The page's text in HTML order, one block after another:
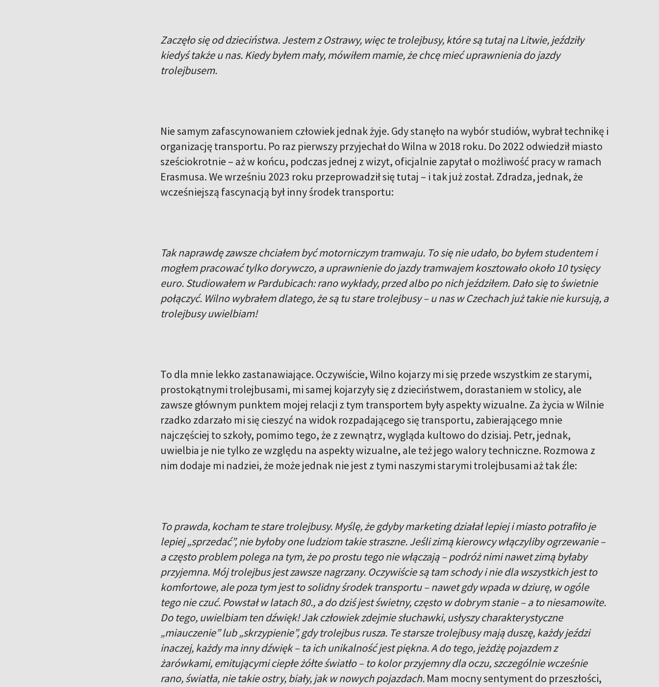
Zaczęło się od dzieciństwa. Jestem z Ostrawy, więc te trolejbusy, które są tutaj na Litwie, jeździły
kiedyś także u nas. Kiedy byłem mały, mówiłem mamie, że chcę mieć uprawnienia do jazdy
trolejbusem.
Nie samym zafascynowaniem człowiek jednak żyje. Gdy stanęło na wybór studiów, wybrał technikę i
organizację transportu. Po raz pierwszy przyjechał do Wilna w 2018 roku. Do 2022 odwiedził miasto
sześciokrotnie – aż w końcu, podczas jednej z wizyt, oficjalnie zapytał o możliwość pracy w ramach
Erasmusa. We wrześniu 2023 roku przeprowadził się tutaj – i tak już został. Zdradza, jednak, że
wcześniejszą fascynacją był inny środek transportu:
Tak naprawdę zawsze chciałem być motorniczym tramwaju. To się nie udało, bo byłem studentem i
mogłem pracować tylko dorywczo, a uprawnienie do jazdy tramwajem kosztowało około 10 tysięcy
euro. Studiowałem w Pardubicach: rano wykłady, przed albo po nich jeździłem. Dało się to świetnie
połączyć. Wilno wybrałem dlatego, że są tu stare trolejbusy – u nas w Czechach już takie nie kursują, a
trolejbusy uwielbiam!
To dla mnie lekko zastanawiające. Oczywiście, Wilno kojarzy mi się przede wszystkim ze starymi,
prostokątnymi trolejbusami, mi samej kojarzyły się z dzieciństwem, dorastaniem w stolicy, ale
zawsze głównym punktem mojej relacji z tym transportem były aspekty wizualne. Za życia w Wilnie
rzadko zdarzało mi się cieszyć na widok rozpadającego się transportu, zabierającego mnie
najczęściej to szkoły, pomimo tego, że z zewnątrz, wygląda kultowo do dzisiaj. Petr, jednak,
uwielbia je nie tylko ze względu na aspekty wizualne, ale też jego walory techniczne. Rozmowa z
nim dodaje mi nadziei, że może jednak nie jest z tymi naszymi starymi trolejbusami aż tak źle:
To prawda, kocham te stare trolejbusy. Myślę, że gdyby marketing działał lepiej i miasto potrafiło je
lepiej „sprzedać”, nie byłoby one ludziom takie straszne. Jeśli zimą kierowcy włączyliby ogrzewanie –
a często problem polega na tym, że po prostu tego nie włączają – podróż nimi nawet zimą byłaby
przyjemna. Mój trolejbus jest zawsze nagrzany. Oczywiście są tam schody i nie dla wszystkich jest to
komfortowe, ale poza tym jest to solidny środek transportu – nawet gdy wpada w dziurę, w ogóle
tego nie czuć. Powstał w latach 80., a do dziś jest świetny, często w dobrym stanie – a to niesamowite.
Do tego, uwielbiam ten dźwięk! Jak człowiek zdejmie słuchawki, usłyszy charakterystyczne
„miauczenie” lub „skrzypienie”, gdy trolejbus rusza. Te starsze trolejbusy mają duszę, każdy jeździ
inaczej, każdy ma inny dźwięk – ta ich unikalność jest piękna. A do tego, jeżdżę pojazdem z
żarówkami, emitującymi ciepłe żółte światło – to kolor przyjemny dla oczu, szczególnie wcześnie
rano, światła, nie takie ostry, biały, jak w nowych pojazdach. Mam mocny sentyment do przeszłości,